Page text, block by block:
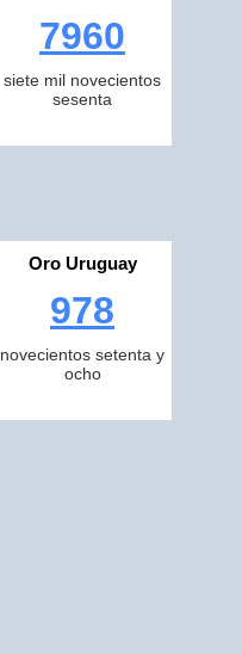
7960
siete mil novecientos
sesenta
Oro Uruguay
978
novecientos setenta y
ocho